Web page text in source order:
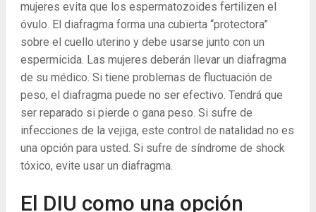
mujeres evita que los espermatozoides fertilizen el
óvulo. El diafragma forma una cubierta “protectora”
sobre el cuello uterino y debe usarse junto con un
espermicida. Las mujeres deberán llevar un diafragma
de su médico. Si tiene problemas de fluctuación de
peso, el diafragma puede no ser efectivo. Tendrá que
ser reparado si pierde o gana peso. Si sufre de
infecciones de la vejiga, este control de natalidad no es
una opción para usted. Si sufre de síndrome de shock
tóxico, evite usar un diafragma.
El DIU como una opción